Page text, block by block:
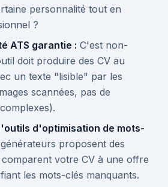
personnalité tout en
?
ATS garantie : C'est non-
doit produire des CV au
un texte "lisible" par les
scannées, pas de
d'optimisation de mots-
proposent des
votre CV à une offre
les mots-clés manquants.